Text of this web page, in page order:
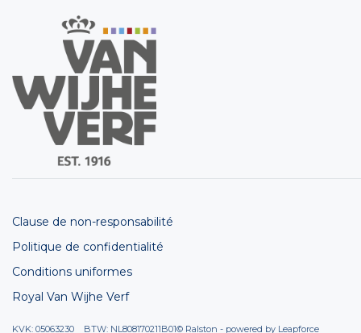
Clause de non-responsabilité
Politique de confidentialité
Conditions uniformes
Royal Van Wijhe Verf
KVK: 05063230 BTW: NL808170211B01© Ralston - powered by Leapforce